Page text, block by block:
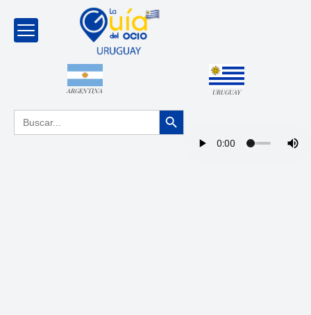
ARGENTINA URUGUAY
Buscar: Botón de búsqueda